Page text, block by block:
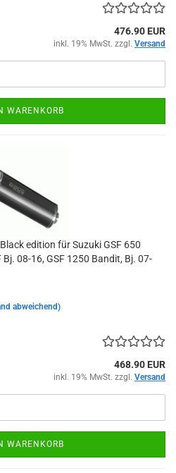
476.90 EUR
inkl. 19% MwSt. zzgl. Versand
WARENKORB
edition für Suzuki GSF 650
08-16, GSF 1250 Bandit, Bj. 07-
abweichend)
468.90 EUR
inkl. 19% MwSt. zzgl. Versand
WARENKORB